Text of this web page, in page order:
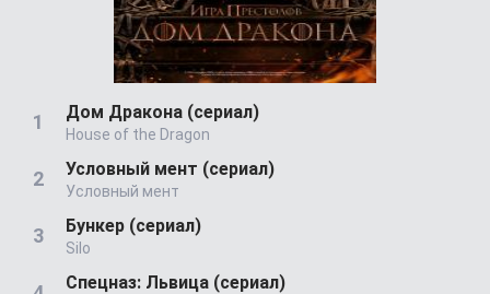
Дом Дракона (сериал)
House of the Dragon
Условный мент (сериал)
Условный мент
Бункер (сериал)
Silo
Спецназ: Львица (сериал)